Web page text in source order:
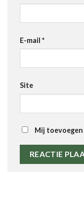
E-mail *
Site
Mij